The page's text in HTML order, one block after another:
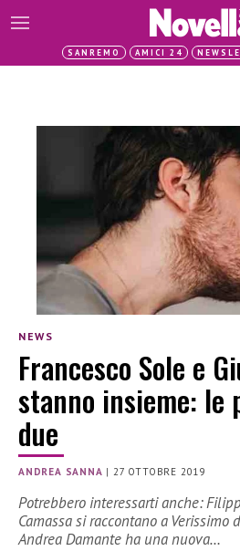
SANREMO AMICI 24
NEWS
Francesco Sole e
stanno insieme: le
due
ANDREA SANNA |27 OTTOBRE 2019
Potrebbero interessarti anche:
Camassa si raccontano a Verissimo
Andrea Damante ha una nuova…